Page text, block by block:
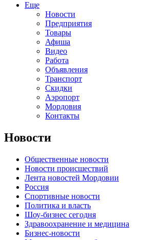
Еще
Новости
Предприятия
Товары
Афиша
Видео
Работа
Объявления
Транспорт
Скидки
Аэропорт
Мордовия
Контакты
Новости
Общественные новости
Новости происшествий
Лента новостей Мордовии
Россия
Спортивные новости
Политика и власть
Шоу-бизнес сегодня
Здравоохранение и медицина
Бизнес-новости